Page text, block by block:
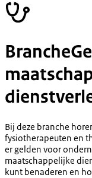
Branche
Bij deze branche
fysiotherapeuten en
er gelden voor
maatschappelijke
kunt benaderen en